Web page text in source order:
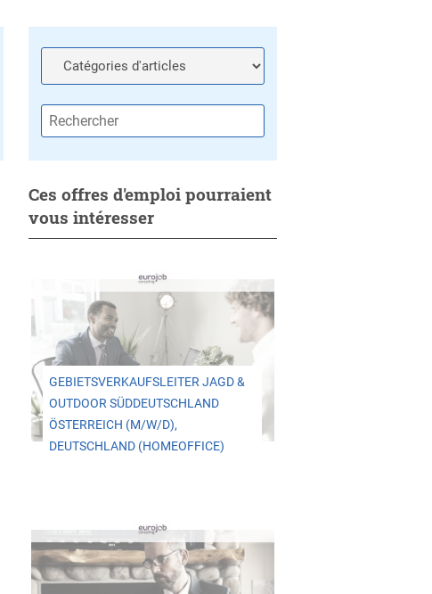
Ces offres d'emploi pourraient
vous intéresser
GEBIETSVERKAUFSLEITER JAGD &
OUTDOOR SÜDDEUTSCHLAND
ÖSTERREICH (M/W/D),
DEUTSCHLAND (HOMEOFFICE)